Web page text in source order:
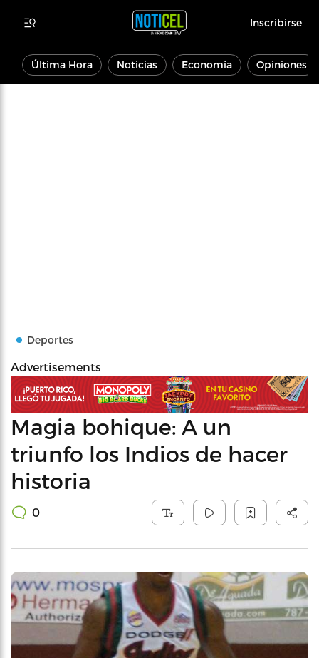
Inscribirse
Última Hora Noticias Economía Opiniones
Deportes
Advertisements
Magia bohique: A un
triunfo los Indios de hacer
historia
0